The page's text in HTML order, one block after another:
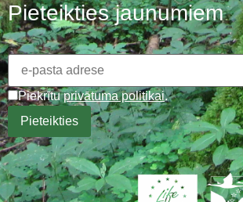
Pieteikties jaunumiem
Piekrītuprivātuma politikai.